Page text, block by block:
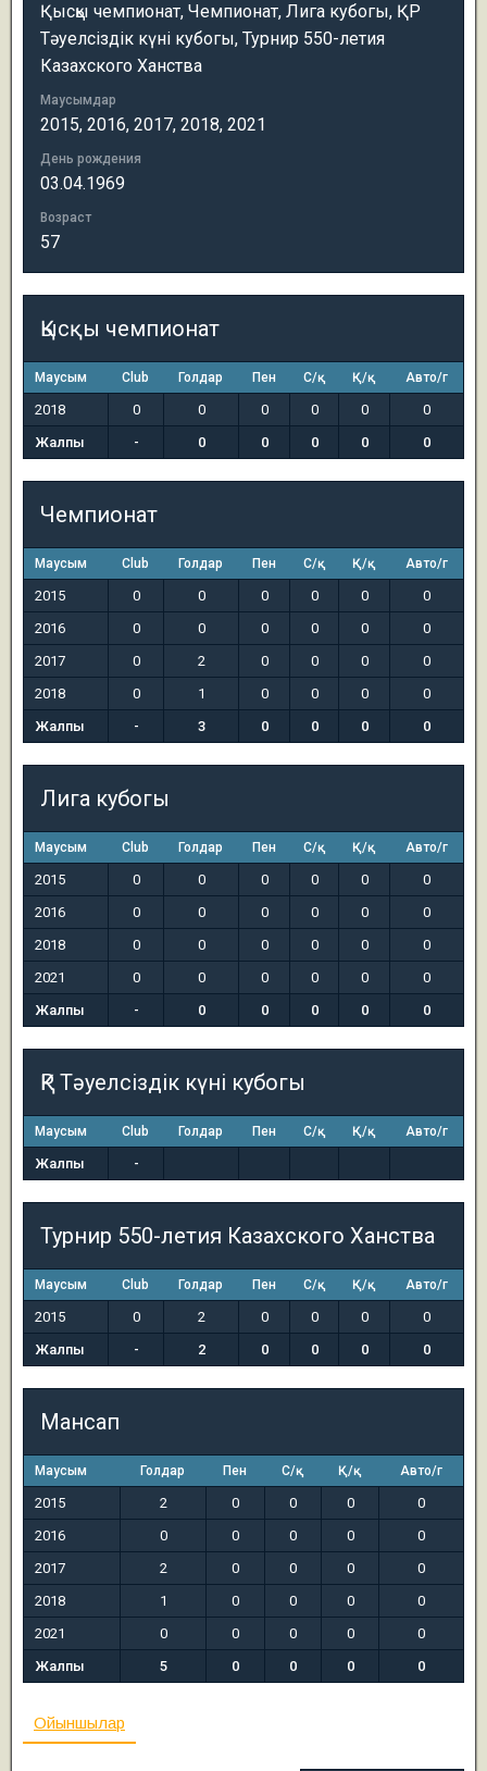
Қысқы чемпионат, Чемпионат, Лига кубогы, ҚР
Тәуелсіздік күні кубогы, Турнир 550-летия
Казахского Ханства
Маусымдар
2015, 2016, 2017, 2018, 2021
День рождения
03.04.1969
Возраст
57
Қысқы чемпионат
Маусым Club Голдар Пен С/қ Қ/қ Авто/г
2018 0 0 0 0 0
0
Жалпы
- 0 0 0 0 0
Чемпионат
Маусым Club Голдар Пен С/қ Қ/қ Авто/г
2015 0 0 0 0 0
0
2016
0 0 0 0 0
0
2017
0 2 0 0 0
0
2018
0 1 0 0 0
0
Жалпы
- 3 0 0 0 0
Лига кубогы
Маусым Club Голдар Пен С/қ Қ/қ Авто/г
2015 0 0 0 0 0
0
2016
0 0 0 0 0
0
2018
0 0 0 0 0
0
2021
0 0 0 0 0
0
Жалпы
- 0 0 0 0 0
ҚР Тәуелсіздік күні кубогы
Маусым Club Голдар Пен С/қ Қ/қ Авто/г
Жалпы -
Турнир 550-летия Казахского Ханства
Маусым Club Голдар Пен С/қ Қ/қ Авто/г
2015 0 2 0 0 0
0
Жалпы
- 2 0 0 0 0
Мансап
Маусым Голдар Пен С/қ Қ/қ Авто/г
2015 2 0 0 0
0
2016
0 0 0 0
0
2017
2 0 0 0
0
2018
1 0 0 0
0
2021
0 0 0 0
0
Жалпы
5 0 0 0 0
Ойыншылар